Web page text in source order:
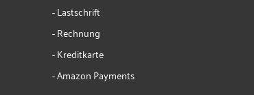
- Lastschrift
- Rechnung
- Kreditkarte
- Amazon Payments